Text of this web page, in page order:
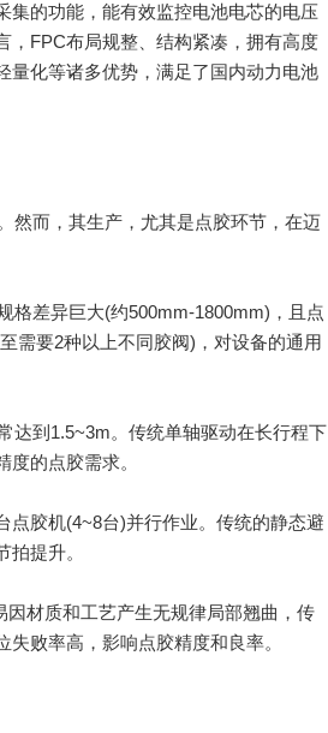
集的功能，能有效监控电池电芯的电压
，FPC布局规整、结构紧凑，拥有高度
量化等诸多优势，满足了国内动力电池
而，其生产，尤其是点胶环节，在迈
差异巨大(约500mm-1800mm)，且点
需要2种以上不同胶阀)，对设备的通用
到1.5~3m。传统单轴驱动在长行程下
的点胶需求。
胶机(4~8台)并行作业。传统的静态避
提升。
材质和工艺产生无规律局部翘曲，传
败率高，影响点胶精度和良率。